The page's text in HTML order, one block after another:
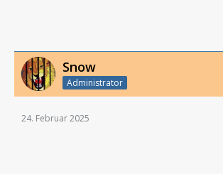
Snow
Administrator
24. Februar 2025